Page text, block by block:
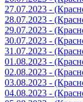
27.07.2023 -
28.07.2023 -
29.07.2023 -
30.07.2023 -
31.07.2023 -
01.08.2023 -
02.08.2023 -
03.08.2023 -
04.08.2023 -